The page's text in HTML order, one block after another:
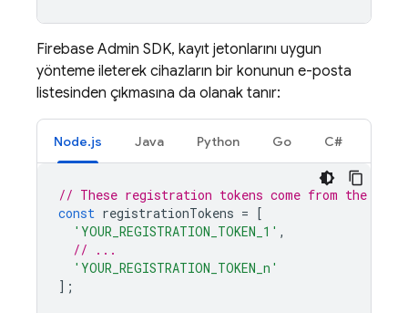
Firebase Admin SDK, kayıt jetonlarını uygun
yönteme ileterek cihazların bir konunun e-posta
listesinden çıkmasına da olanak tanır:
Node.js Java Python Go C#
// These registration tokens come from the client
const registrationTokens = [
'YOUR_REGISTRATION_TOKEN_1' ,
// ...
'YOUR_REGISTRATION_TOKEN_n'
];